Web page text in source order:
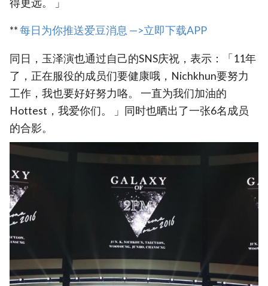
得更远。 」
**每日为你推送爱豆消息 —>立即下载APP
同日，玉泽演也通过自己的SNS庆祝，表示：「11年
了，正在服役的成员们要健康哦，Nichkhun要努力
工作，我也要好好努力咯。 一直为我们加油的
Hottest，我爱你们。 」同时也晒出了一张6名成员
的合影。